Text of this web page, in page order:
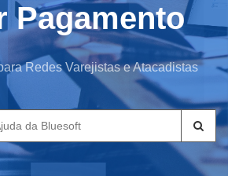
Pagamento
Redes Varejistas e Atacadistas